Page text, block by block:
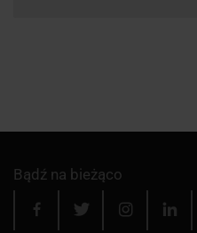
Bądź na bieżąco